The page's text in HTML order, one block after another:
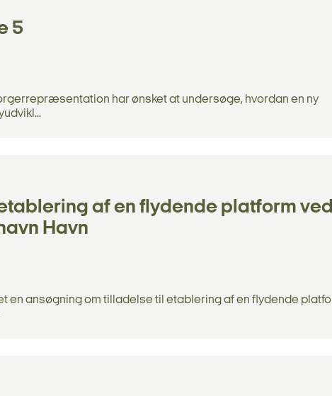
5
har ønsket at undersøge, hvordan en ny
af en flydende platform ved
Havn
en ansøgning om tilladelse til etablering af en flydende